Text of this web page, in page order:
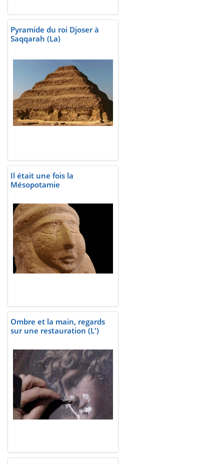
Pyramide du roi Djoser à
Saqqarah (La)
Il était une fois la
Mésopotamie
Ombre et la main, regards
sur une restauration (L')